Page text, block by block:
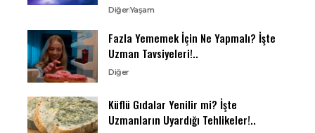
DiğerYaşam
Fazla Yememek İçin Ne Yapmalı? İşte
Uzman Tavsiyeleri!..
Diğer
Küflü Gıdalar Yenilir mi? İşte
Uzmanların Uyardığı Tehlikeler!..